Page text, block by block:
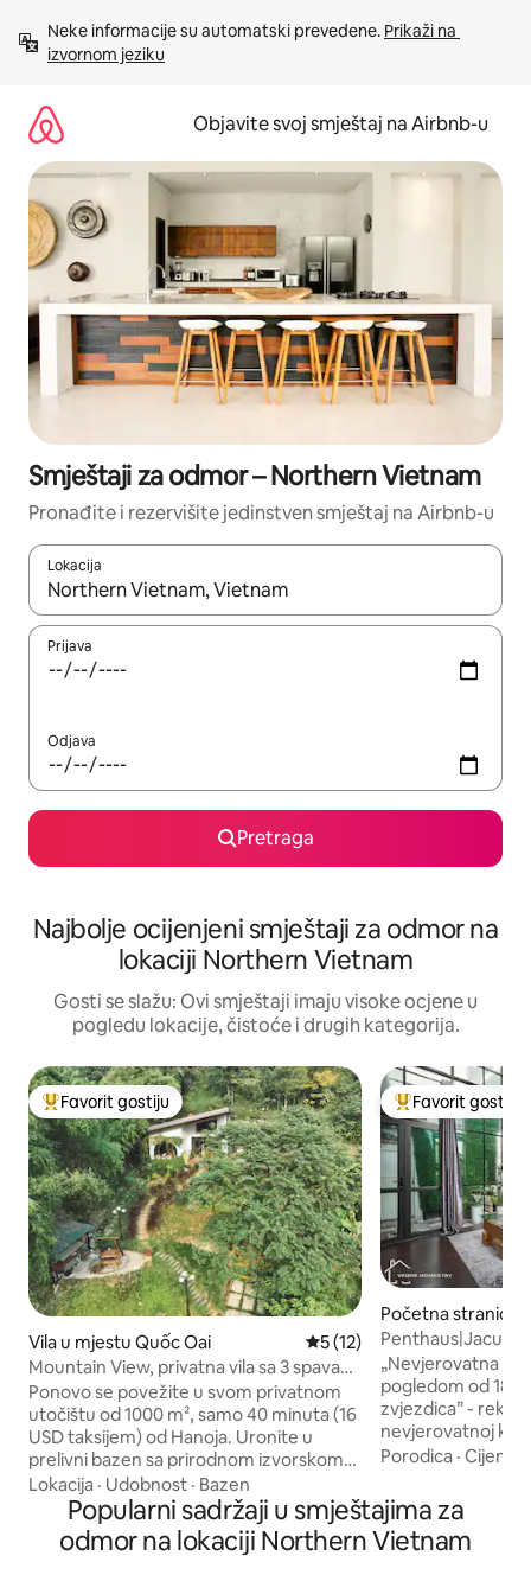
sadržaj
Neke informacije su automatski prevedene. Prikaži na
izvornom jeziku
Objavite svoj smještaj na Airbnb-u
Smještaji za odmor – Northern Vietnam
Pronađite i rezervišite jedinstven smještaj na Airbnb-u
Lokacija
Kad su rezultati dostupni, možete da se krećete kroz njih
Prijava
Odjava
Pretraga
Najbolje ocijenjeni smještaji za odmor na
lokaciji Northern Vietnam
Gosti se slažu: Ovi smještaji imaju visoke ocjene u
pogledu lokacije, čistoće i drugih kategorija.
Glavni favorit gostiju
Favorit gostiju
Vila u mjestu Quốc Oai prosječna ocjena 5 od 5,
5 (12)
Mountain View, privatna vila sa 3 spavaće
sobe HN, beskonačni bazen
Ponovo se povežite u svom privatnom
utočištu od 1000 m², samo 40 minuta (16
USD taksijem) od Hanoja. Uronite u
prelivni bazen sa prirodnom izvorskom
vodom bez hemikalija, s panoramskim
pogledom na planine i barom pored
bazena. Uživajte u duhovnom životu na
selu: šaputanje bambusa, pjev ptica i
Lokacija · Udobnost · Bazen
Glavni favorit
Favorit gostiju
Početna stranica
oàn Kiếm
„Nevjerovatna
pogledom od
zvjezdica” - rekli
nevjerovatnoj
kvadratnih
hidromasažnom kadom -
mašina za pranje i
Potpuno opremljena
Porodica ·Cijena
Popularni sadržaji u smještajima za
odmor na lokaciji Northern Vietnam